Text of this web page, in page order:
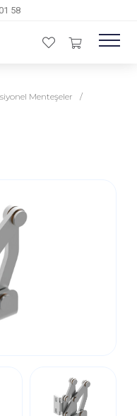
58
Menteşeler
/